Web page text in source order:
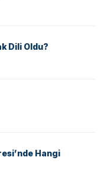
Dili Oldu?
Hangi